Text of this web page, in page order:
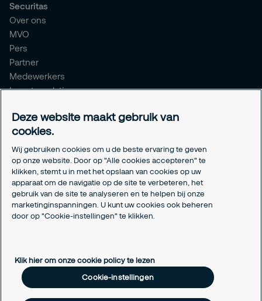
Securitas
Over ons
MVO
Pers
Partner
Medewerkers
Investor relations
Certificeringen
Aanmeldformulieren installatiepartners
Juridisch
Privacyverklaring
Algemene voorwaarden
Responsible disclosure
Cookie-instellingen
Deze website maakt gebruik van
cookies.
Wij gebruiken cookies om u de beste ervaring te geven
op onze website. Door op "Alle cookies accepteren" te
klikken, stemt u in met het opslaan van cookies op uw
apparaat om de navigatie op de site te verbeteren, het
gebruik van de site te analyseren en te helpen bij onze
marketinginspanningen. U kunt uw cookies ook beheren
door op "Cookie-instellingen" te klikken.
Klik hier om onze cookie policy te lezen
Cookie-instellingen